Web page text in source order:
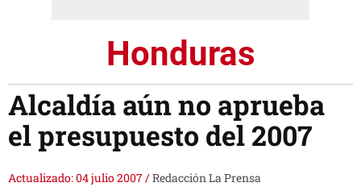
Honduras
Alcaldía aún no aprueba
el presupuesto del 2007
Actualizado: 04 julio 2007/Redacción La Prensa